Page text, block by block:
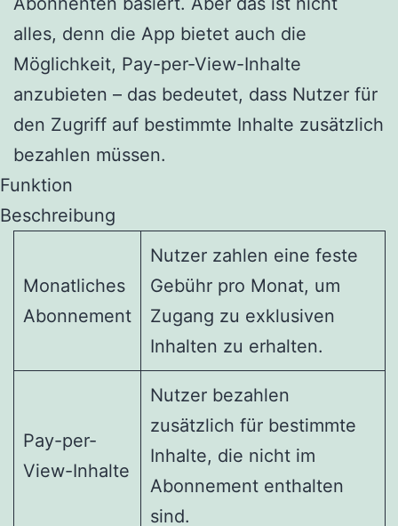
alles, denn die App bietet auch die
Möglichkeit, Pay-per-View-Inhalte
anzubieten – das bedeutet, dass Nutzer für
den Zugriff auf bestimmte Inhalte zusätzlich
bezahlen müssen.
Funktion
Beschreibung
Monatliches
Abonnement
Nutzer zahlen eine feste
Gebühr pro Monat, um
Zugang zu exklusiven
Inhalten zu erhalten.
Pay-per-
View-Inhalte
Nutzer bezahlen
zusätzlich für bestimmte
Inhalte, die nicht im
Abonnement enthalten
sind.